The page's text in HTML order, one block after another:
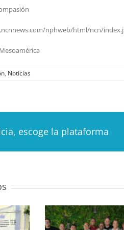
nphweb/html/ncn/
, Noticias
escoge la plataforma